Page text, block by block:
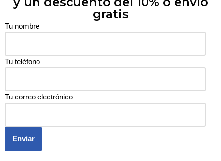
gratis
Tu nombre
Tu teléfono
Tu correo electrónico